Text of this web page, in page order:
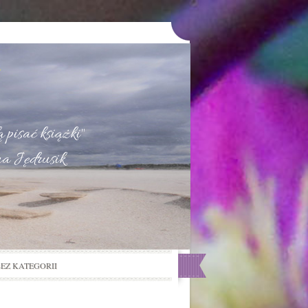
pisać książki"
Jędrusik
KATEGORII